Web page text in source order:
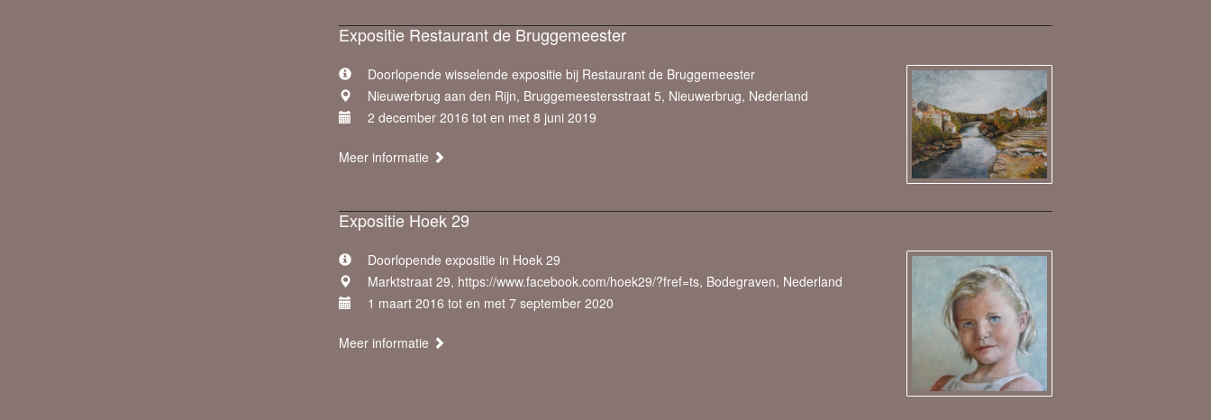
Expositie Restaurant de Bruggemeester
Doorlopende wisselende expositie bij Restaurant de Bruggemeester
Nieuwerbrug aan den Rijn, Bruggemeestersstraat 5, Nieuwerbrug, Nederland
2 december 2016 tot en met 8 juni 2019
Meer informatie
Expositie Hoek 29
Doorlopende expositie in Hoek 29
Marktstraat 29, https://www.facebook.com/hoek29/?fref=ts, Bodegraven, Nederland
1 maart 2016 tot en met 7 september 2020
Meer informatie